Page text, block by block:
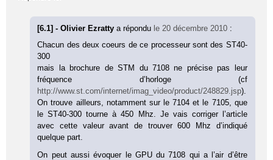
[6.1] - Olivier Ezrattya répondu le 20 décembre 2010 :
Chacun des deux coeurs de ce processeur sont des ST40-
300
mais la brochure de STM du 7108 ne précise pas leur
fréquence d’horloge (cf
http://www.st.com/internet/imag_video/product/248829.jsp).
On trouve ailleurs, notamment sur le 7104 et le 7105, que
le ST40-300 tourne à 450 Mhz. Je vais corriger l’article
avec cette valeur avant de trouver 600 Mhz d’indiqué
quelque part.
On peut aussi évoquer le GPU du 7108 qui a l’air d’être